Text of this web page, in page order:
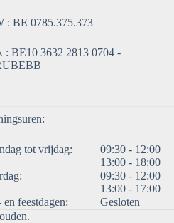
: BE 0785.375.373
: BE10 3632 2813 0704 -
tot vrijdag:
09:30 - 12:00
13:00 - 18:00
09:30 - 12:00
13:00 - 17:00
en feestdagen:
Gesloten